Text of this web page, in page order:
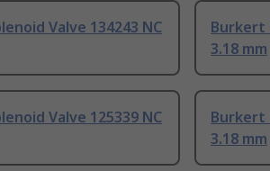
Valve 134243 NC
Burkert
3.18 mm
Valve 125339 NC
Burkert
3.18 mm